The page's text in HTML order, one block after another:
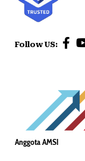
Follow US:
Anggota AMSI